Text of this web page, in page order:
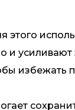
и
избежать